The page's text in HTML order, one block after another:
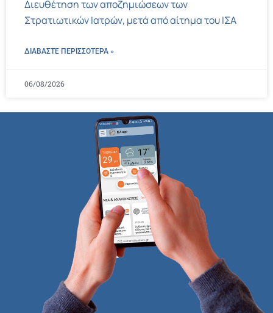
Διευθέτηση των αποζημιώσεων των
Στρατιωτικών Ιατρών, μετά από αίτημα του ΙΣΑ
ΔΙΑΒΑΣΤΕ ΠΕΡΙΣΣΌΤΕΡΑ »
06/08/2026